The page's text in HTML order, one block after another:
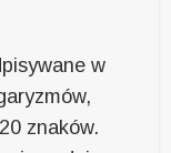
w
znaków.